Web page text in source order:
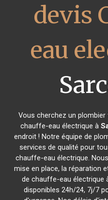
devis
eau
Vous cherchez un
chauffe-eau électrique à
endroit ! Notre équipe de
services de qualité pour
chauffe-eau électrique.
mise en place, la réparation
de chauffe-eau électrique
disponibles 24h/24, 7j/7